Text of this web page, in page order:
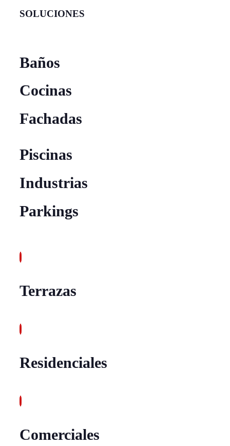
SOLUCIONES
Baños
Cocinas
Fachadas
Piscinas
Industrias
Parkings
Terrazas
Residenciales
Comerciales